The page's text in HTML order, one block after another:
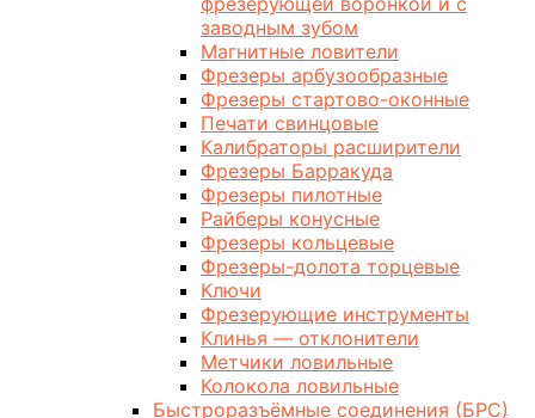
заводным зубом
Магнитные ловители
Фрезеры арбузообразные
Фрезеры стартово-оконные
Печати свинцовые
Калибраторы расширители
Фрезеры Барракуда
Фрезеры пилотные
Райберы конусные
Фрезеры кольцевые
Фрезеры-долота торцевые
Ключи
Фрезерующие инструменты
Клинья — отклонители
Метчики ловильные
Колокола ловильные
Быстроразъёмные соединения (БРС)